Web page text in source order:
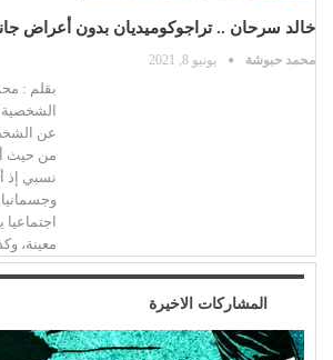
خالد سرحان .. تراجوكوميديان بدون أعراض
محمد حبوشة يونيو 8, 2021
بقلم :
الشخصية
عن
من حيث
نسبي إذ
وجسمانيا
معينة،
المشاركات الاخيرة